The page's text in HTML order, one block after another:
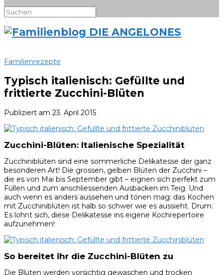
Familienrezepte
Typisch italienisch: Gefüllte und
frittierte Zucchini-Blüten
Publiziert am 23. April 2015
Zucchini-Blüten: Italienische Spezialität
Zucchiniblüten sind eine sommerliche Delikatesse der ganz
besonderen Art! Die grossen, gelben Blüten der Zucchini –
die es von Mai bis September gibt – eignen sich perfekt zum
Füllen und zum anschliessenden Ausbacken im Teig. Und
auch wenn es anders aussehen und tönen mag: das Kochen
mit Zucchiniblüten ist halb so schwer wie es aussieht. Drum:
Es lohnt sich, diese Delikatesse ins eigene Kochrepertoire
aufzunehmen!
So bereitet ihr die Zucchini-Blüten zu
Die Blüten werden vorsichtig gewaschen und trocken